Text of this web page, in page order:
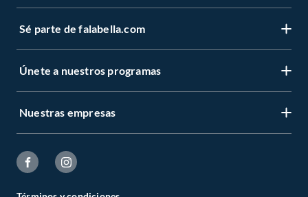
Sé parte de falabella.com
Únete a nuestros programas
Nuestras empresas